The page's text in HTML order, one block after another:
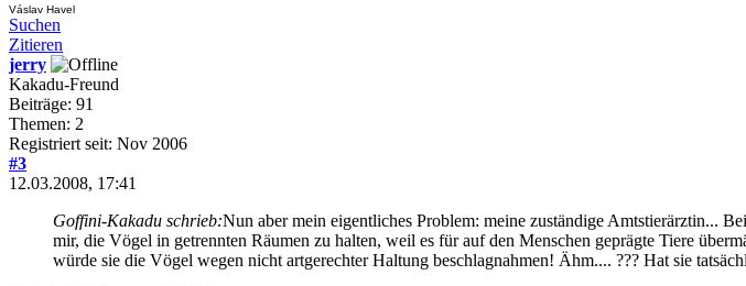
Váslav Havel
Suchen
Zitieren
jerry
Kakadu-Freund
Beiträge: 91
Themen: 2
Registriert seit: Nov 2006
#3
12.03.2008, 17:41
Goffini-Kakadu schrieb:Nun aber mein eigentliches Problem: meine zuständige Amtstierärztin...
mir, die Vögel in getrennten Räumen zu halten, weil es für auf den Menschen geprägte Tiere
würde sie die Vögel wegen nicht artgerechter Haltung beschlagnahmen! Ähm.... ??? Hat sie